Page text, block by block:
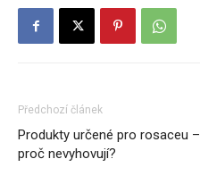
Předchozí článek
Produkty určené pro rosaceu –
proč nevyhovují?